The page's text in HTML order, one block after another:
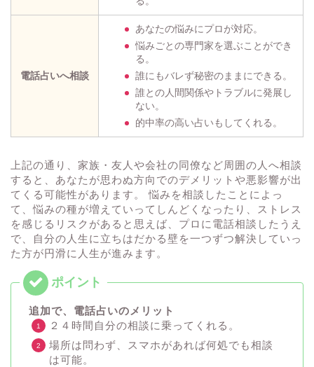
電話占いへ相談
あなたの悩みにプロが対応。
悩みごとの専門家を選ぶことができ
る。
誰にもバレず秘密のままにできる。
誰との人間関係やトラブルに発展し
ない。
的中率の高い占いもしてくれる。
上記の通り、家族・友人や会社の同僚など周囲の人へ相談
すると、あなたが思わぬ方向でのデメリットや悪影響が出
てくる可能性があります。 悩みを相談したことによっ
て、悩みの種が増えていってしんどくなったり、ストレス
を感じるリスクがあると思えば、プロに電話相談したうえ
で、自分の人生に立ちはだかる壁を一つずつ解決していっ
た方が円滑に人生が進みます。
追加で、電話占いのメリット
２４時間自分の相談に乗ってくれる。
場所は問わず、スマホがあれば何処でも相談
は可能。